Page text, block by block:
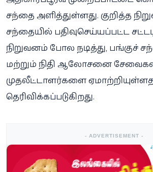
சந்தை அளித்துள்ளது. குறித்த
சந்தையில் பதிவுசெய்யப்பட்ட
நிறுவனம் போல நடித்து, பங்குச்
மற்றும் நிதி ஆலோசனை
முதலீட்டாளர்களை
தெரிவிக்கப்படுகிறது.
- ADVERTISEMENT -